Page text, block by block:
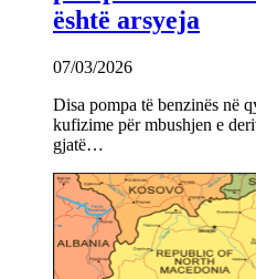
është arsyeja
07/03/2026
Disa pompa të benzinës në
kufizime për mbushjen e
gjatë…